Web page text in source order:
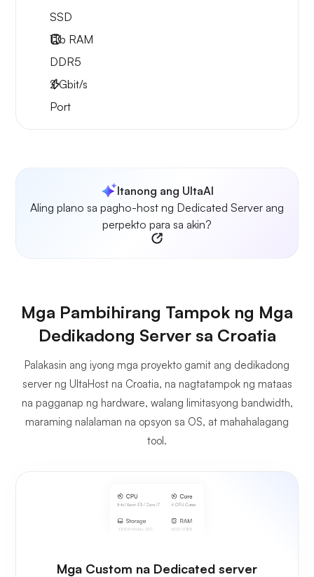
SSD
1Tb RAM
DDR5
2Gbit/s
Port
Itanong ang UltaAI
Aling plano sa pagho-host ng Dedicated Server ang
perpekto para sa akin?
Mga Pambihirang Tampok ng Mga
Dedikadong Server sa Croatia
Palakasin ang iyong mga proyekto gamit ang dedikadong
server ng UltaHost na Croatia, na nagtatampok ng mataas
na pagganap ng hardware, walang limitasyong bandwidth,
maraming nalalaman na opsyon sa OS, at mahahalagang
tool.
Mga Custom na Dedicated server